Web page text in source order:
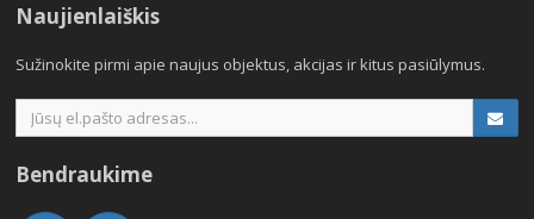
Naujienlaiškis
Sužinokite pirmi apie naujus objektus, akcijas ir kitus pasiūlymus.
Bendraukime